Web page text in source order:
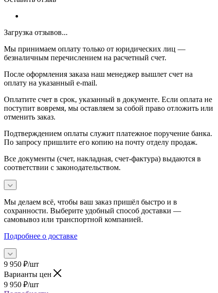
Загрузка отзывов...
Мы принимаем оплату только от юридических лиц —
безналичным перечислением на расчетный счет.
После оформления заказа наш менеджер вышлет счет на
оплату на указанный e-mail.
Оплатите счет в срок, указанный в документе. Если оплата не
поступит вовремя, мы оставляем за собой право отложить или
отменить заказ.
Подтверждением оплаты служит платежное поручение банка.
По запросу пришлите его копию на почту отделу продаж.
Все документы (счет, накладная, счет‑фактура) выдаются в
соответствии с законодательством.
Мы делаем всё, чтобы ваш заказ пришёл быстро и в
сохранности. Выберите удобный способ доставки —
самовывоз или транспортной компанией.
Подробнее о доставке
9 950 ₽/шт
Варианты цен
9 950 ₽/шт